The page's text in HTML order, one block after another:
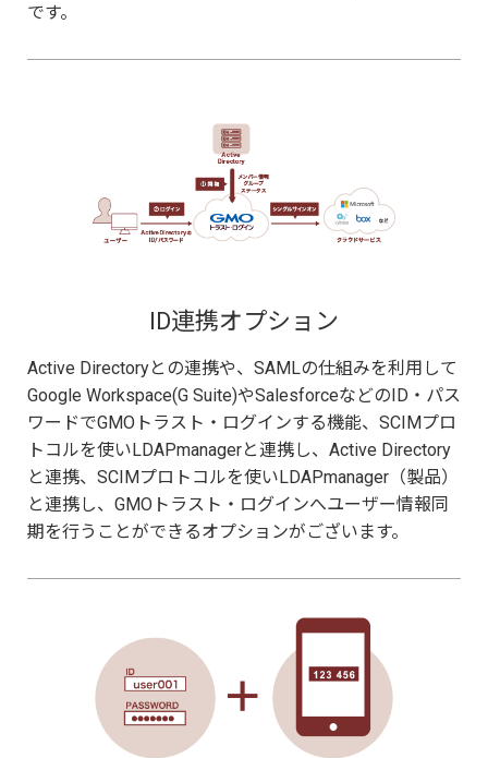
です。
ID連携オプション
Active Directoryとの連携や、SAMLの仕組みを利用して
Google Workspace(G Suite)やSalesforceなどのID・パス
ワードでGMOトラスト・ログインする機能、SCIMプロ
トコルを使いLDAPmanagerと連携し、Active Directory
と連携、SCIMプロトコルを使いLDAPmanager（製品）
と連携し、GMOトラスト・ログインへユーザー情報同
期を行うことができるオプションがございます。